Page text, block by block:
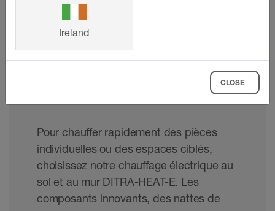
Composants du système de
chauffage électrique au sol et
Pour chauffer rapidement des pièces
individuelles ou des espaces ciblés,
choisissez notre chauffage électrique au
sol et au mur DITRA-HEAT-E. Les
composants innovants, des nattes de
Ireland
CLOSE